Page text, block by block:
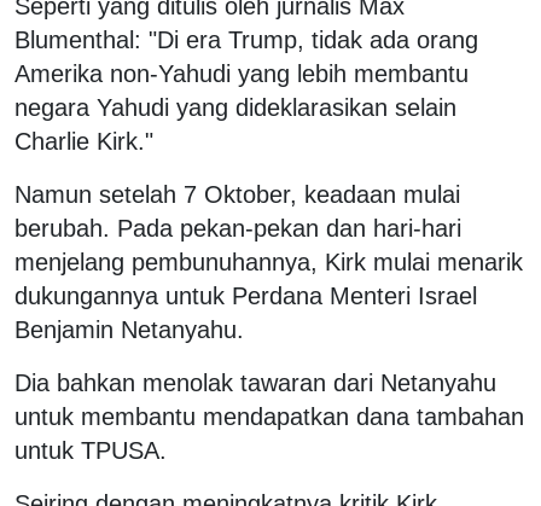
Seperti yang ditulis oleh jurnalis Max
Blumenthal: "Di era Trump, tidak ada orang
Amerika non-Yahudi yang lebih membantu
negara Yahudi yang dideklarasikan selain
Charlie Kirk."
Namun setelah 7 Oktober, keadaan mulai
berubah. Pada pekan-pekan dan hari-hari
menjelang pembunuhannya, Kirk mulai menarik
dukungannya untuk Perdana Menteri Israel
Benjamin Netanyahu.
Dia bahkan menolak tawaran dari Netanyahu
untuk membantu mendapatkan dana tambahan
untuk TPUSA.